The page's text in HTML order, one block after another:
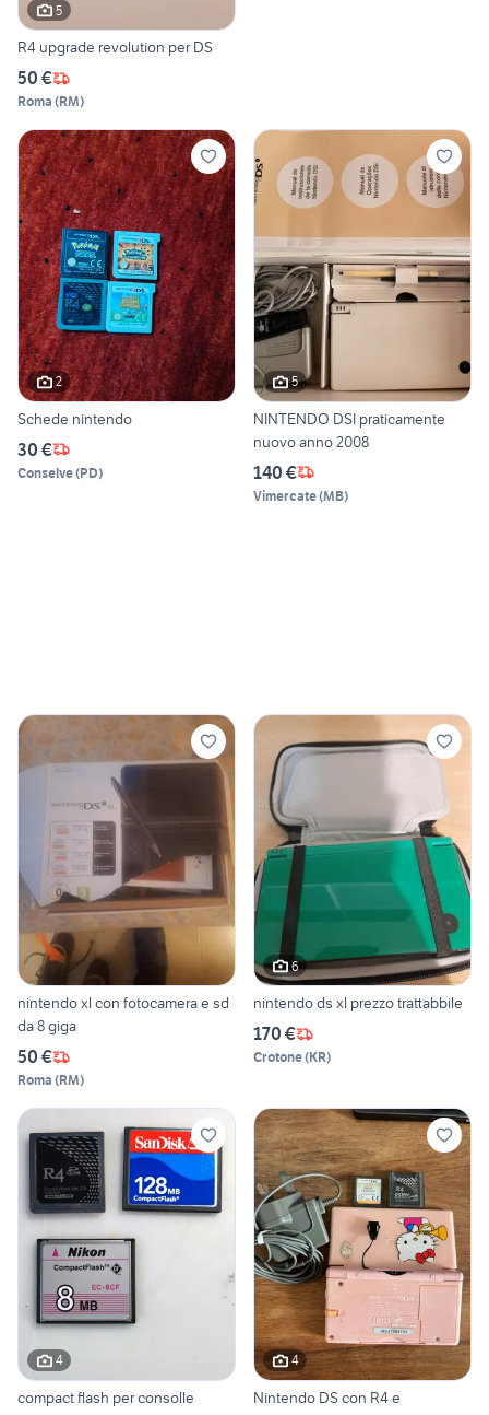
5
R4 upgrade revolution per DS
50 €
Roma (RM)
2
Schede nintendo
30 €
Conselve(PD)
5
NINTENDO DSI praticamente
nuovo anno 2008
140 €
Vimercate(MB)
nintendo xl con fotocamera e sd
da 8 giga
50 €
Roma (RM)
6
nintendo ds xl prezzo trattabbile
170 €
Crotone(KR)
4
compact flash per consolle
4
Nintendo DS con R4 e